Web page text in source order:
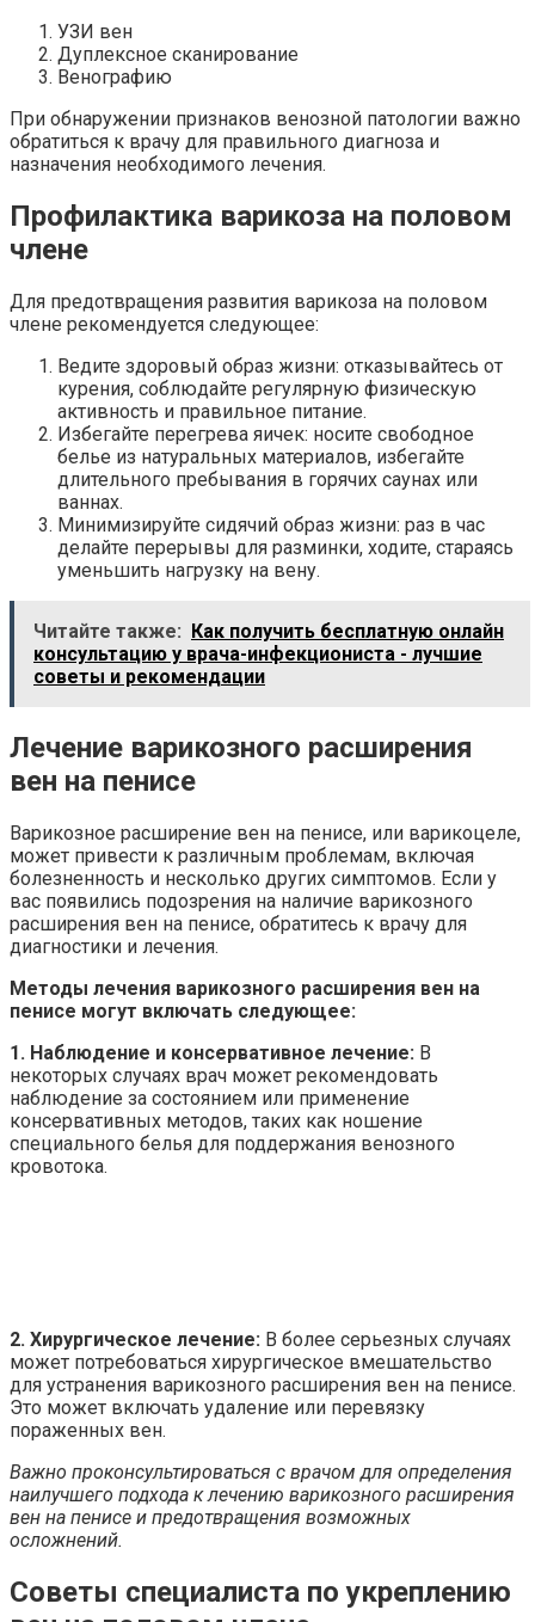
УЗИ вен
Дуплексное сканирование
Венографию
При обнаружении признаков венозной патологии важно
обратиться к врачу для правильного диагноза и
назначения необходимого лечения.
Профилактика варикоза на половом
члене
Для предотвращения развития варикоза на половом
члене рекомендуется следующее:
Ведите здоровый образ жизни: отказывайтесь от
курения, соблюдайте регулярную физическую
активность и правильное питание.
Избегайте перегрева яичек: носите свободное
белье из натуральных материалов, избегайте
длительного пребывания в горячих саунах или
ваннах.
Минимизируйте сидячий образ жизни: раз в час
делайте перерывы для разминки, ходите, стараясь
уменьшить нагрузку на вену.
Читайте также: Как получить бесплатную онлайн
консультацию у врача-инфекциониста - лучшие
советы и рекомендации
Лечение варикозного расширения
вен на пенисе
Варикозное расширение вен на пенисе, или варикоцеле,
может привести к различным проблемам, включая
болезненность и несколько других симптомов. Если у
вас появились подозрения на наличие варикозного
расширения вен на пенисе, обратитесь к врачу для
диагностики и лечения.
Методы лечения варикозного расширения вен на
пенисе могут включать следующее:
1. Наблюдение и консервативное лечение: В
некоторых случаях врач может рекомендовать
наблюдение за состоянием или применение
консервативных методов, таких как ношение
специального белья для поддержания венозного
кровотока.
2. Хирургическое лечение: В более серьезных случаях
может потребоваться хирургическое вмешательство
для устранения варикозного расширения вен на пенисе.
Это может включать удаление или перевязку
пораженных вен.
Важно проконсультироваться с врачом для определения
наилучшего подхода к лечению варикозного расширения
вен на пенисе и предотвращения возможных
осложнений.
Советы специалиста по укреплению